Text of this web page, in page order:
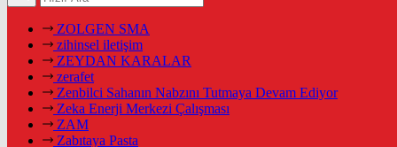
ZOLGEN SMA
zihinsel iletişim
ZEYDAN KARALAR
zerafet
Zenbilci Sahanın Nabzını Tutmaya Devam Ediyor
Zeka Enerji Merkezi Çalışması
ZAM
Zabıtaya Pasta